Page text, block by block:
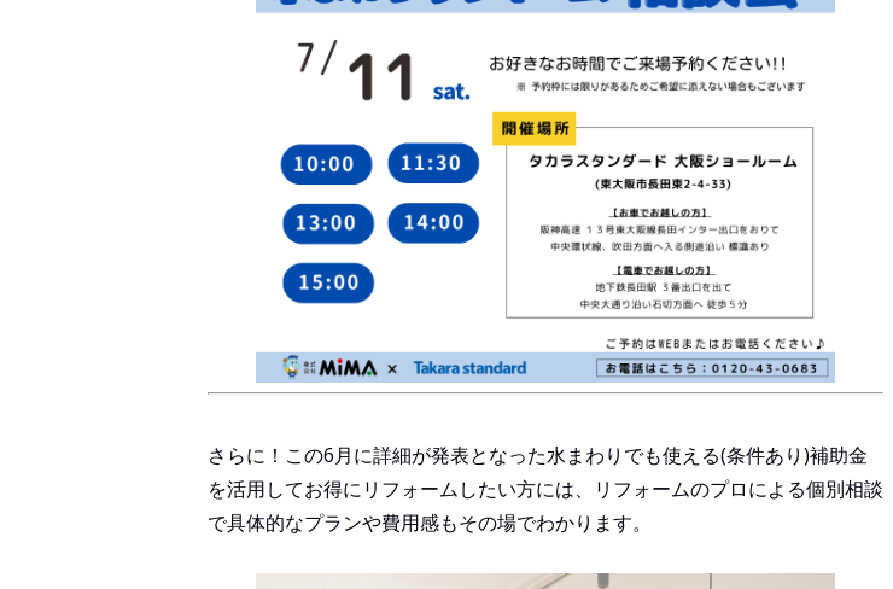
さらに！この6月に詳細が発表となった水まわりでも使える(条件あり)補助金
を活用してお得にリフォームしたい方には、リフォームのプロによる個別相談
で具体的なプランや費用感もその場でわかります。